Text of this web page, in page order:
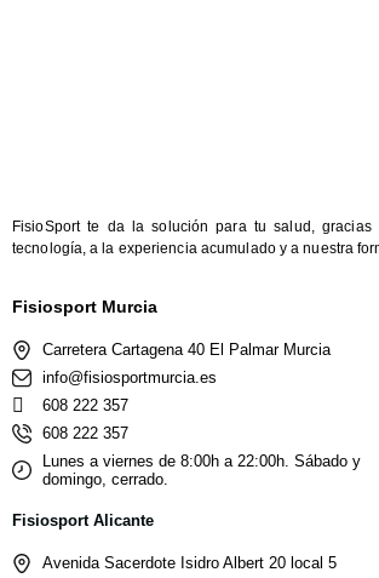
FisioSport te da la solución para tu salud,
tecnología, a la experiencia acumulado y a nuestra
Fisiosport Murcia
Carretera Cartagena 40 El Palmar Murcia
info@fisiosportmurcia.es
608 222 357
608 222 357
Lunes a viernes de 8:00h a 22:00h. Sábado y
domingo, cerrado.
Fisiosport Alicante
Avenida Sacerdote Isidro Albert 20 local 5